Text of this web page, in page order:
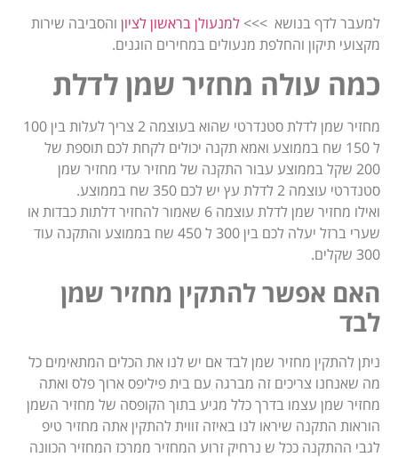
למעבר לדף בנושא >>>למנעולן בראשון לציוןוהסביבה שירות
מקצועי תיקון והחלפת מנעולים במחירים הוגנים.
כמה עולה מחזיר שמן לדלת
מחזיר שמן לדלת סטנדרטי שהוא בעוצמה 2 צריך לעלות בין 100
ל 150 שח בממוצע ואמא תקנה יכולים לקחת לכם תוספת של
200 שקל בממוצע עבור התקנה של מחזיר עדי מחזיר שמן
סטנדרטי עוצמה 2 לדלת עץ יש לכם 350 שח בממוצע.
ואילו מחזיר שמן לדלת עוצמה 6 שאמור להחזיר דלתות כבדות או
שערי ברזל יעלה לכם בין 300 ל 450 שח בממוצע והתקנה עוד
300 שקלים.
האם אפשר להתקין מחזיר שמן
לבד
ניתן להתקין מחזיר שמן לבד אם יש לנו את הכלים המתאימים כל
מה שאנחנו צריכים זה מברגה עם בית פיליפס ארוך פלס ואתה
מחזיר שמן עצמו בדרך כלל מגיע בתוך הקופסה של מחזיר השמן
הוראות התקנה שיראו לנו באיזה זווית להתקין אתה מחזיר טיפ
לגבי ההתקנה ככל ש נרחיק זרוע המחזיר ממרכז המחזיר הכוונה